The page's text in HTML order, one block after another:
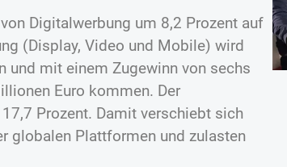
Digitalwerbung um 8,2 Prozent auf
(Display, Video und Mobile) wird
und mit einem Zugewinn von sechs
Euro kommen. Der
Prozent. Damit verschiebt sich
globalen Plattformen und zulasten